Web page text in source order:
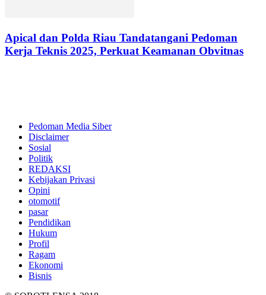
Apical dan Polda Riau Tandatangani Pedoman
Kerja Teknis 2025, Perkuat Keamanan Obvitnas
Pedoman Media Siber
Disclaimer
Sosial
Politik
REDAKSI
Kebijakan Privasi
Opini
otomotif
pasar
Pendidikan
Hukum
Profil
Ragam
Ekonomi
Bisnis